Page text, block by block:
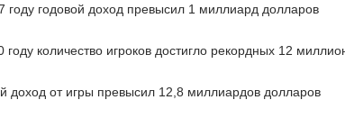
году годовой доход превысил 1 миллиард долларов
году количество игроков достигло рекордных 12
доход от игры превысил 12,8 миллиардов долларов